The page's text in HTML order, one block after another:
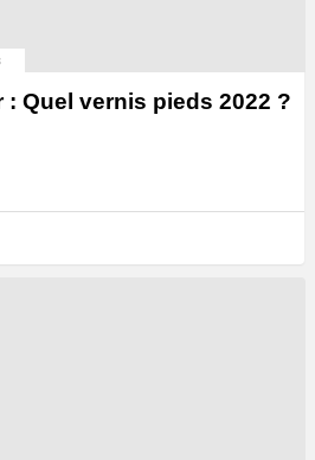
Quel vernis pieds 2022 ?